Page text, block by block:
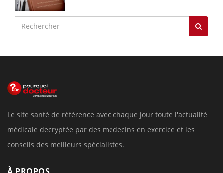
Le site santé de référence avec chaque jour toute l'actualité
médicale decryptée par des médecins en exercice et les
conseils des meilleurs spécialistes.